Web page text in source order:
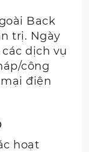
Back
trị. Ngày
dịch vụ
công
điện
hoạt